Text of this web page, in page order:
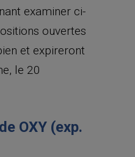
examiner ci-
ouvertes
et expireront
le 20
OXY (exp.